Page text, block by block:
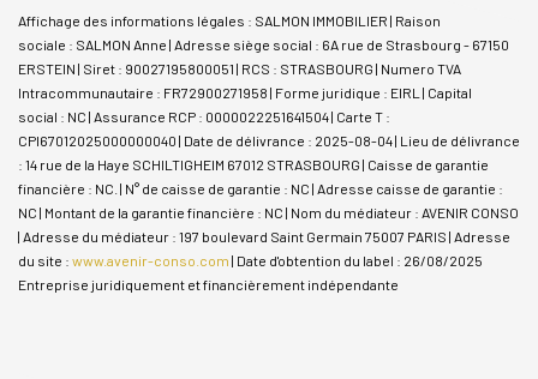
Affichage des informations légales : SALMON IMMOBILIER | Raison
sociale : SALMON Anne | Adresse siège social : 6A rue de Strasbourg - 67150
ERSTEIN | Siret : 90027195800051 | RCS : STRASBOURG | Numero TVA
Intracommunautaire : FR72900271958 | Forme juridique : EIRL | Capital
social : NC | Assurance RCP : 0000022251641504 | Carte T :
CPI67012025000000040 | Date de délivrance : 2025-08-04 | Lieu de délivrance
: 14 rue de la Haye SCHILTIGHEIM 67012 STRASBOURG | Caisse de garantie
financière : NC. | N° de caisse de garantie : NC | Adresse caisse de garantie :
NC | Montant de la garantie financière : NC | Nom du médiateur : AVENIR CONSO
| Adresse du médiateur : 197 boulevard Saint Germain 75007 PARIS | Adresse
du site : www.avenir-conso.com | Date d'obtention du label : 26/08/2025
Entreprise juridiquement et financièrement indépendante